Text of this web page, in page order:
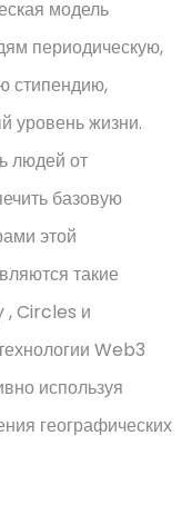
модель
периодическую,
стипендию,
уровень жизни.
людей от
базовую
этой
такие
, Circles и
Web3
используя
географических